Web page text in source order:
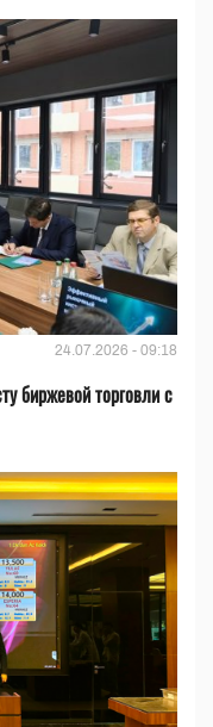
24.07.2026 - 09:18
биржевой торговли с